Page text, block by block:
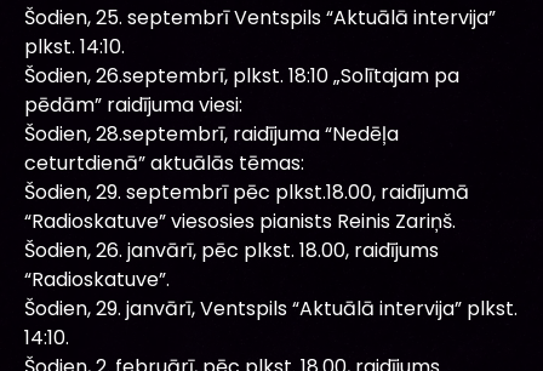
Šodien, 25. septembrī Ventspils “Aktuālā intervija”
plkst. 14:10.
Šodien, 26.septembrī, plkst. 18:10 „Solītajam pa
pēdām” raidījuma viesi:
Šodien, 28.septembrī, raidījuma “Nedēļa
ceturtdienā” aktuālās tēmas:
Šodien, 29. septembrī pēc plkst.18.00, raidījumā
“Radioskatuve” viesosies pianists Reinis Zariņš.
Šodien, 26. janvārī, pēc plkst. 18.00, raidījums
“Radioskatuve”.
Šodien, 29. janvārī, Ventspils “Aktuālā intervija” plkst.
14:10.